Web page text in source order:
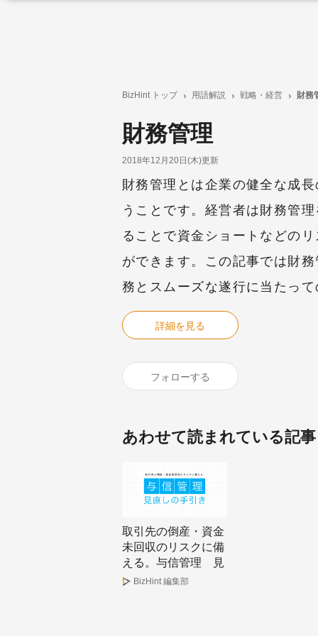
BizHint トップ 用語解説 戦略・経営 財務
財務管理
2018年12月20日(木)更新
財務管理とは企業の健全な成
うことです。経営者は財務管
ることで資金ショートなどの
ができます。この記事では財
務とスムーズな遂行に当たっ
詳細を見る
フォローする
あわせて読まれている記事
取引先の倒産・資金
未回収のリスクに備
える。与信管理 見
直しの手引き
BizHint 編集部